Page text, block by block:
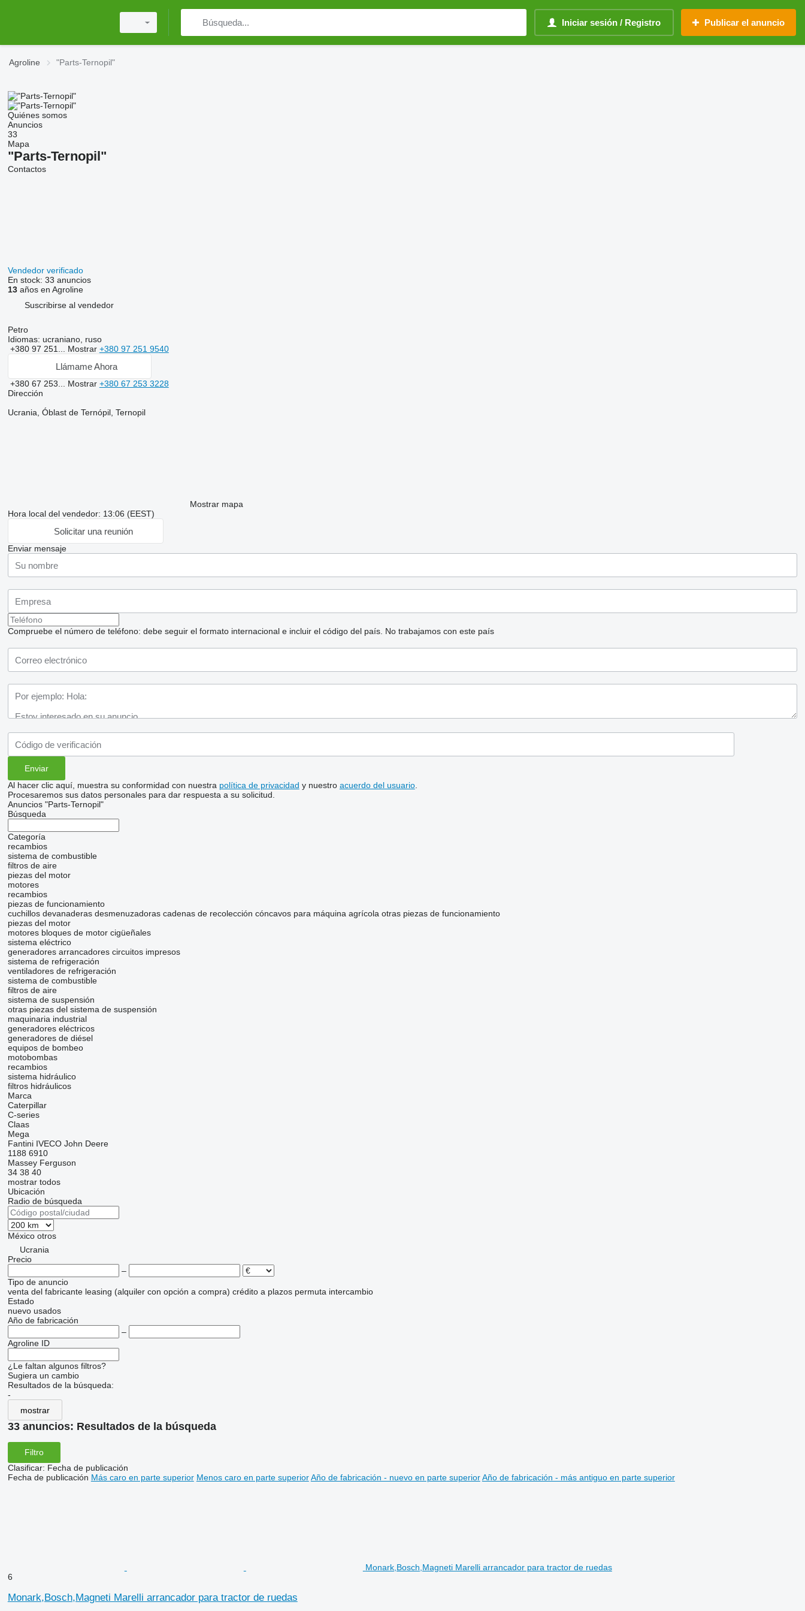
Iniciar sesión / Registro Publicar el anuncio
Agroline "Parts-Ternopil"
Quiénes somos
Anuncios
33
Mapa
"Parts-Ternopil"
Contactos
Vendedor verificado
En stock: 33 anuncios
13años en Agroline
Suscribirse al vendedor
Petro
Idiomas: ucraniano, ruso
+380 97 251... Mostrar +380 97 251 9540
Llámame Ahora
+380 67 253... Mostrar +380 67 253 3228
Dirección
Ucrania, Óblast de Ternópil, Ternopil
Mostrar mapa
Hora local del vendedor: 13:06 (EEST)
Solicitar una reunión
Enviar mensaje
Compruebe el número de teléfono: debe seguir el formato internacional e incluir el código del país. No trabajamos con este país
Al hacer clic aquí, muestra su conformidad con nuestra política de privacidad y nuestro acuerdo del usuario.
Procesaremos sus datos personales para dar respuesta a su solicitud.
Anuncios "Parts-Ternopil"
Búsqueda
Categoría
recambios
sistema de combustible
filtros de aire
piezas del motor
motores
recambios
piezas de funcionamiento
cuchillos devanaderas desmenuzadoras cadenas de recolección cóncavos para máquina agrícola otras piezas de funcionamiento
piezas del motor
motores bloques de motor cigüeñales
sistema eléctrico
generadores arrancadores circuitos impresos
sistema de refrigeración
ventiladores de refrigeración
sistema de combustible
filtros de aire
sistema de suspensión
otras piezas del sistema de suspensión
maquinaria industrial
generadores eléctricos
generadores de diésel
equipos de bombeo
motobombas
recambios
sistema hidráulico
filtros hidráulicos
Marca
Caterpillar
C-series
Claas
Mega
Fantini IVECO John Deere
1188 6910
Massey Ferguson
34 38 40
mostrar todos
Ubicación
Radio de búsqueda
México otros
Ucrania
Precio
–
Tipo de anuncio
venta del fabricante leasing (alquiler con opción a compra) crédito a plazos permuta intercambio
Estado
nuevo usados
Año de fabricación
–
Agroline ID
¿Le faltan algunos filtros?
Sugiera un cambio
Resultados de la búsqueda:
-
mostrar
33 anuncios: Resultados de la búsqueda
Filtro
Clasificar: Fecha de publicación
Fecha de publicación Más caro en parte superior Menos caro en parte superior Año de fabricación - nuevo en parte superior Año de fabricación - más antiguo en parte superior
Monark,Bosch,Magneti Marelli arrancador para tractor de ruedas
6
Monark,Bosch,Magneti Marelli arrancador para tractor de ruedas